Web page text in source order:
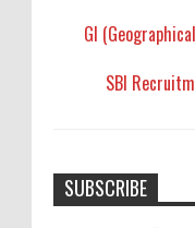
GI
SBI
SUBSCRIBE